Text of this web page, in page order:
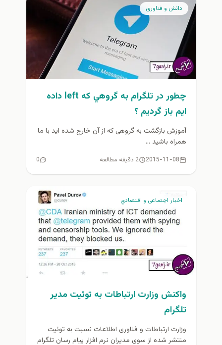
دانش و فناوری
چطور در تلگرام به گروهي كه left داده
ايم باز گرديم ؟
آموزش بازگشت به گروهی که از آن خارج شده اید با ما
همراه باشید ...
2015-11-08 2 دقیقه مطالعه 0
اخبار اجتماعی و اقتصادي
واكنش وزارت ارتباطات به توئیت مدير
تلگرام
وزارت ارتباطات و فناوری اطلاعات نسبت به توئیت
منتشر شده از سوی مدیران نرم افزار پیام رسان تلگرام